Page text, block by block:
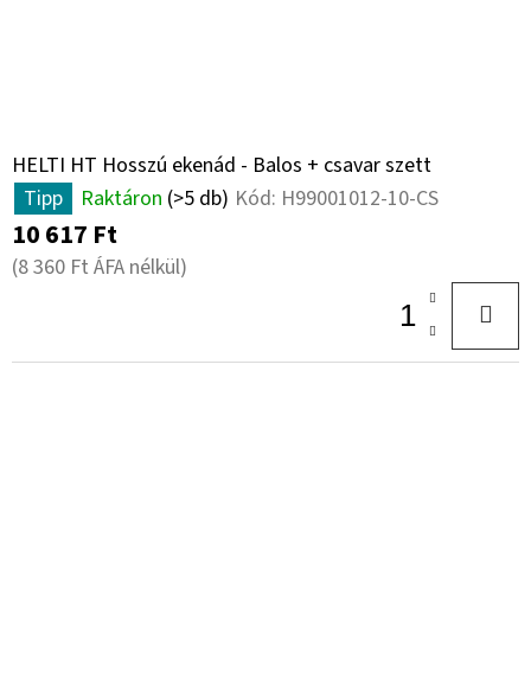
HELTI HT Hosszú ekenád - Balos + csavar szett
Tipp
Raktáron (>5 db) Kód: H99001012-10-CS
10 617 Ft
(8 360 Ft ÁFA nélkül)